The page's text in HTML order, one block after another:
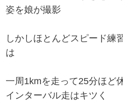
姿を娘が撮影
しかしほとんどスピード練
は
一周1kmを走って25分ほど
インターバル走はキツく